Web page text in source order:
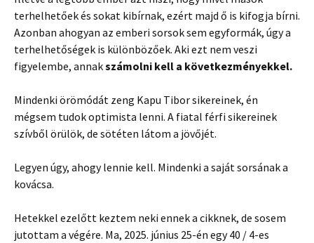
terhelhetőek és sokat kibírnak, ezért majd ő is kifogja bírni.
Azonban ahogyan az emberi sorsok sem egyformák, úgy a
terhelhetőségek is különbözőek. Aki ezt nem veszi
figyelembe, annakszámolni kell a következményekkel.
Mindenki örömódát zeng Kapu Tibor sikereinek, én
mégsem tudok optimista lenni. A fiatal férfi sikereinek
szívből örülök, de sötéten látom a jövőjét.
Legyen úgy, ahogy lennie kell. Mindenki a saját sorsának a
kovácsa.
Hetekkel ezelőtt keztem neki ennek a cikknek, de sosem
jutottam a végére. Ma, 2025. június 25-én egy 40 / 4-es